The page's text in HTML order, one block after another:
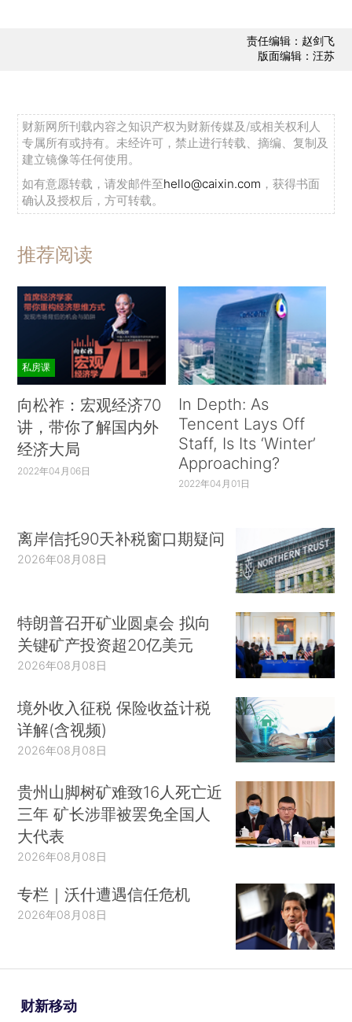
责任编辑：赵剑飞
版面编辑：汪苏
财新网所刊载内容之知识产权为财新传媒及/或相关权利人
专属所有或持有。未经许可，禁止进行转载、摘编、复制及
建立镜像等任何使用。
如有意愿转载，请发邮件至hello@caixin.com ，获得书面
确认及授权后，方可转载。
推荐阅读
私房课
向松祚：宏观经济70
讲，带你了解国内外
经济大局
2022年04月06日
In Depth: As
Tencent Lays Off
Staff, Is Its ‘Winter’
Approaching?
2022年04月01日
离岸信托90天补税窗口期疑问
2026年08月08日
特朗普召开矿业圆桌会 拟向
关键矿产投资超20亿美元
2026年08月08日
境外收入征税 保险收益计税
详解(含视频)
2026年08月08日
贵州山脚树矿难致16人死亡近
三年 矿长涉罪被罢免全国人
大代表
2026年08月08日
专栏｜沃什遭遇信任危机
2026年08月08日
财新移动